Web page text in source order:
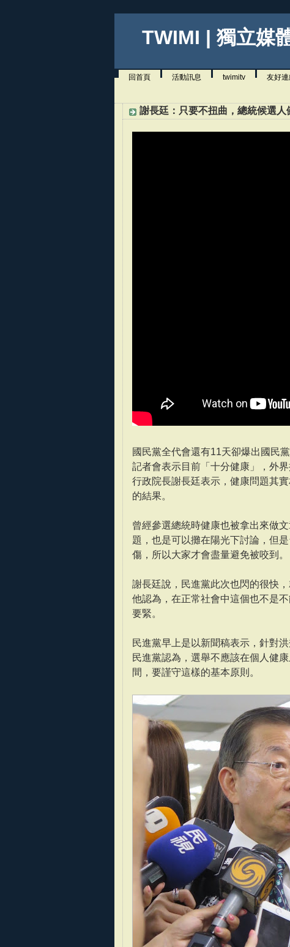
TWIMI | 獨立媒
回首頁 活動訊息 twimitv 友好連
謝長廷：只要不扭曲，總統候選人
國民黨全代會還有11天卻爆出國民
記者會表示目前「十分健康」，外
行政院長謝長廷表示，健康問題其
的結果。
曾經參選總統時健康也被拿出來做
題，也是可以攤在陽光下討論，但
傷，所以大家才會盡量避免被咬到。
謝長廷說，民進黨此次也閃的很快
他認為，在正常社會中這個也不是
要緊。
民進黨早上是以新聞稿表示，針對
民進黨認為，選舉不應該在個人健
間，要謹守這樣的基本原則。